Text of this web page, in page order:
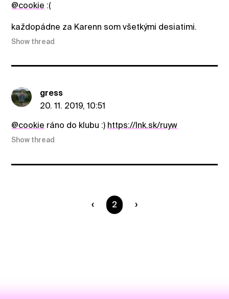
@cookie :(
každopádne za Karenn som všetkými desiatimi.
Show thread
gress
20. 11. 2019, 10:51
@cookie ráno do klubu :) https://lnk.sk/ruyw
Show thread
You are on page
2